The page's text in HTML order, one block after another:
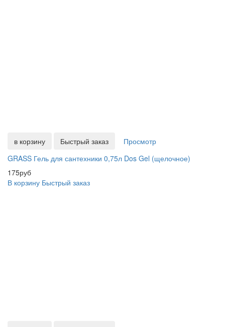
в корзину Быстрый заказ
Просмотр
GRASS Гель для сантехники 0,75л Dos Gel (щелочное)
175руб
В корзину Быстрый заказ